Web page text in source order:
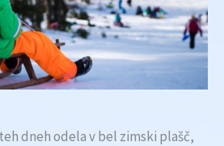
dneh odela v bel zimski plašč,